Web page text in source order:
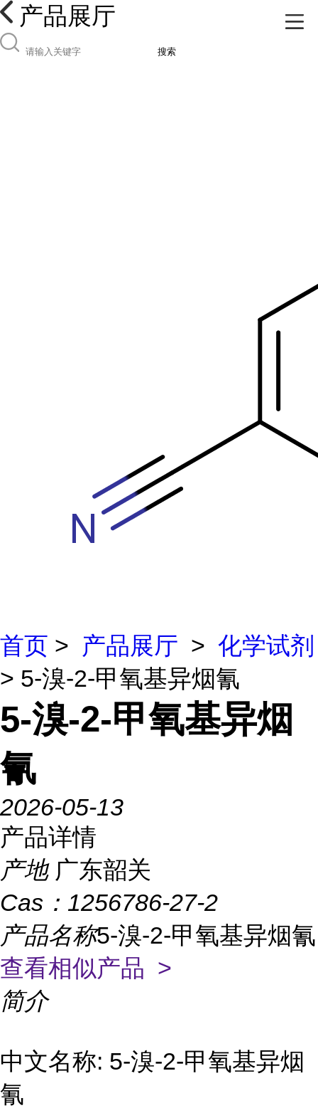
产品展厅
搜索
首页 > 产品展厅 > 化学试剂
> 5-溴-2-甲氧基异烟氰
5-溴-2-甲氧基异烟
氰
2026-05-13
产品详情
产地 广东韶关
Cas： 1256786-27-2
产品名称5-溴-2-甲氧基异烟氰
查看相似产品 >
简介
中文名称: 5-溴-2-甲氧基异烟
氰